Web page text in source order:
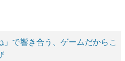
」で響き合う、ゲームだからこ